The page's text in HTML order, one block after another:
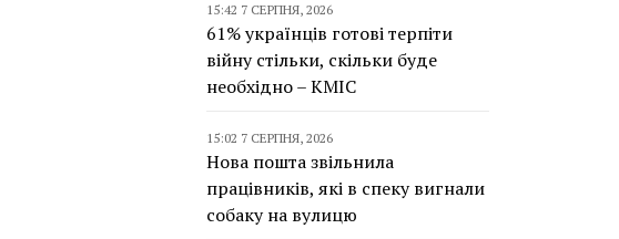
15:42 7 СЕРПНЯ, 2026
61% українців готові терпіти
війну стільки, скільки буде
необхідно – КМІС
15:02 7 СЕРПНЯ, 2026
Нова пошта звільнила
працівників, які в спеку вигнали
собаку на вулицю